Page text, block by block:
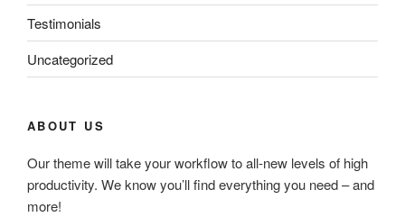
Testimonials
Uncategorized
ABOUT US
Our theme will take your workflow to all-new levels of high
productivity. We know you’ll find everything you need – and
more!